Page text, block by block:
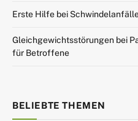
Erste Hilfe bei
Gleichgewichtsstörungen bei
für Betroffene
BELIEBTE THEMEN